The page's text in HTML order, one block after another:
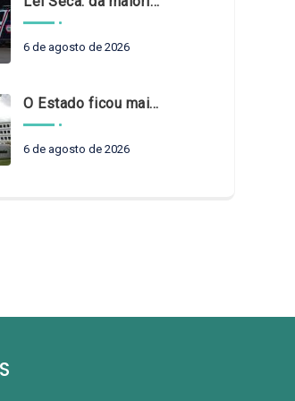
6 de agosto de 2026
O Estado ficou mais complexo. O controle precisa acompanhar
6 de agosto de 2026